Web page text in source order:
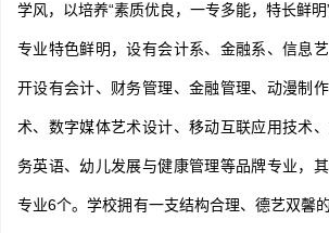
学风，以培养“素质优良，一专多能，特长鲜明
专业特色鲜明，设有会计系、金融系、信息艺
开设有会计、财务管理、金融管理、动漫制
术、数字媒体艺术设计、移动互联应用技术
务英语、幼儿发展与健康管理等品牌专业，
专业6个。学校拥有一支结构合理、德艺双馨